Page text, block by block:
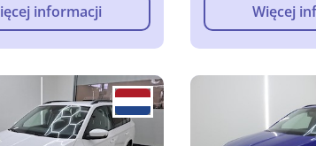
informacji Więcej